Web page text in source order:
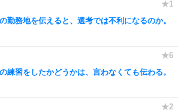
勤務地を伝えると、選考では不利になるのか。
練習をしたかどうかは、言わなくても伝わる。